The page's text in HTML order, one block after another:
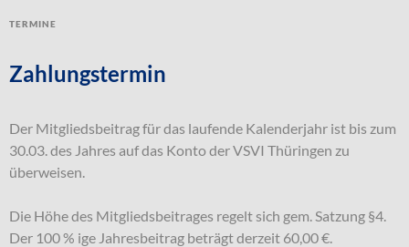
Termine
Zahlungstermin
Der Mitgliedsbeitrag für das laufende Kalenderjahr ist bis zum
30.03. des Jahres auf das Konto der VSVI Thüringen zu
überweisen.
Die Höhe des Mitgliedsbeitrages regelt sich gem. Satzung §4.
Der 100 % ige Jahresbeitrag beträgt derzeit 60,00 €.